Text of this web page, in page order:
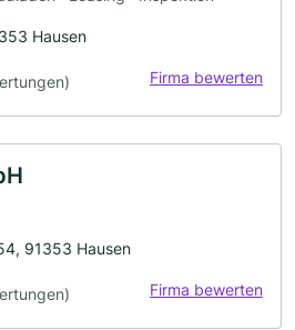
Hausen
Firma bewerten
91353 Hausen
Firma bewerten